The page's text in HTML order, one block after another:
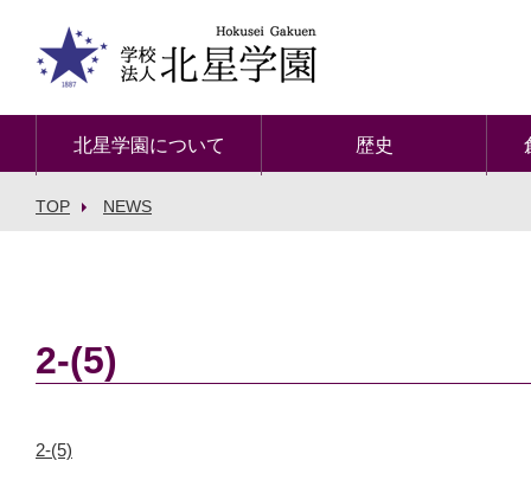
北星学園について 歴史
TOP NEWS
2-(5)
2-(5)